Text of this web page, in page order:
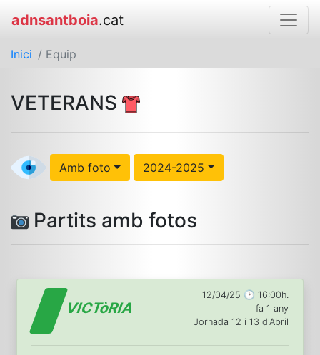
adnsantboia.cat
Inici / Equip
VETERANS
Amb foto 2024-2025
Partits amb fotos
VICTòRIA
12/04/25 🕑 16:00h.
fa 1 any
Jornada 12 i 13 d'Abril